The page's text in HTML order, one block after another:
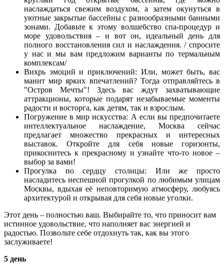
наслаждаться свежим воздухом, а затем окунуться в
уютные закрытые бассейны с разнообразными банными
зонами. Добавьте к этому волшебство спа-процедур и
море удовольствия – и вот он, идеальный день для
полного восстановления сил и наслаждения. / спросите
у нас и мы вам предложим варианты по термальным
комплексам/
Вихрь эмоций и приключений: Или, может быть, вас
манит мир ярких впечатлений? Тогда отправляйтесь в
"Остров Мечты"! Здесь вас ждут захватывающие
аттракционы, которые подарят незабываемые моменты
радости и восторга, как детям, так и взрослым.
Погружение в мир искусства: А если вы предпочитаете
интеллектуальное наслаждение, Москва сейчас
предлагает множество прекрасных и интересных
выставок. Откройте для себя новые горизонты,
прикоснитесь к прекрасному и узнайте что-то новое –
выбор за вами!
Прогулка по сердцу столицы: Или же просто
насладитесь неспешной прогулкой по любимым улицам
Москвы, вдыхая её неповторимую атмосферу, любуясь
архитектурой и открывая для себя новые уголки.
Этот день – полностью ваш. Выбирайте то, что приносит вам
истинное удовольствие, что наполняет вас энергией и
радостью. Позвольте себе отдохнуть так, как вы этого
заслуживаете!
5 день